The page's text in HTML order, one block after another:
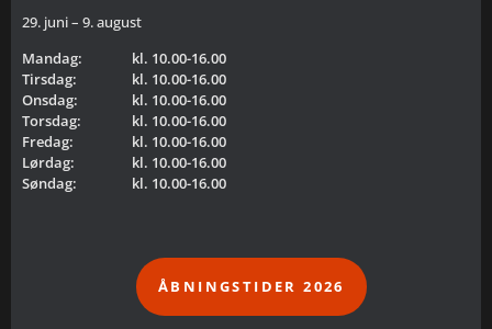
29. juni – 9. august
Mandag:
kl. 10.00-16.00
Tirsdag:
kl. 10.00-16.00
Onsdag:
kl. 10.00-16.00
Torsdag:
kl. 10.00-16.00
Fredag:
kl. 10.00-16.00
Lørdag:
kl. 10.00-16.00
Søndag:
kl. 10.00-16.00
ÅBNINGSTIDER 2026